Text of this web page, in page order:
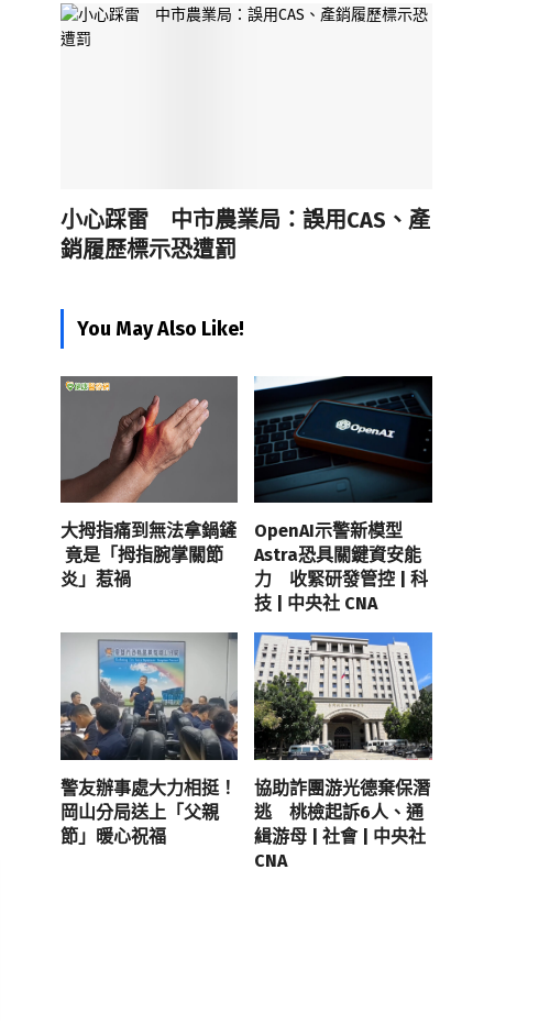
小心踩雷 中市農業局：誤用CAS、產
銷履歷標示恐遭罰
You May Also Like!
大拇指痛到無法拿鍋鏟
竟是「拇指腕掌關節
炎」惹禍
OpenAI示警新模型
Astra恐具關鍵資安能
力 收緊研發管控 | 科
技 | 中央社 CNA
警友辦事處大力相挺！
岡山分局送上「父親
節」暖心祝福
協助詐團游光德棄保潛
逃 桃檢起訴6人、通
緝游母 | 社會 | 中央社
CNA